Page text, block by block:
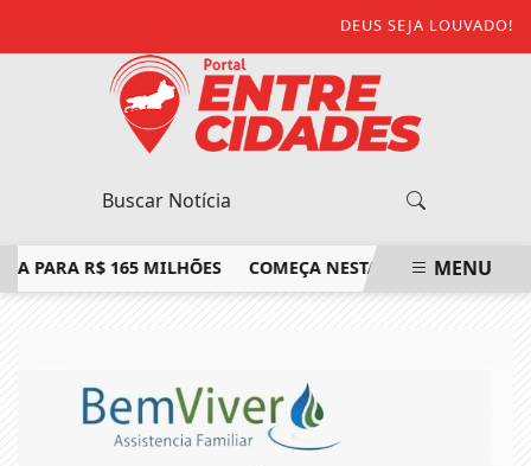
DEUS SEJA LOUVADO!
R$ 165 MILHÕES COMEÇA NESTA SEXTA-FEIRA AS
MENU